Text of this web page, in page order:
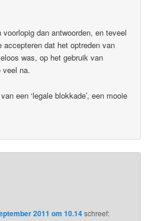
dan antwoorden, en teveel
accepteren dat het optreden van
was, op het gebruik van
veel na.
een ‘legale blokkade’, een mooie
2011 om 10.14schreef: